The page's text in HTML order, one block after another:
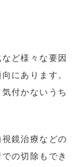
ど様々な要因
にあります。
付かないうち
鏡治療などの
の切除もでき